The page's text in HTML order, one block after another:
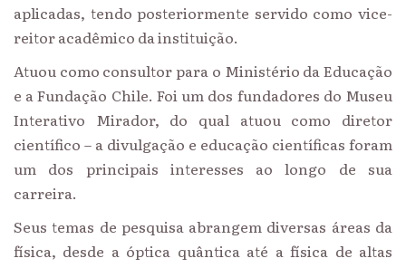
aplicadas, tendo posteriormente servido como vice-
reitor acadêmico da instituição.
Atuou como consultor para o Ministério da Educação
e a Fundação Chile. Foi um dos fundadores do Museu
Interativo Mirador, do qual atuou como diretor
científico – a divulgação e educação científicas foram
um dos principais interesses ao longo de sua
carreira.
Seus temas de pesquisa abrangem diversas áreas da
física, desde a óptica quântica até a física de altas